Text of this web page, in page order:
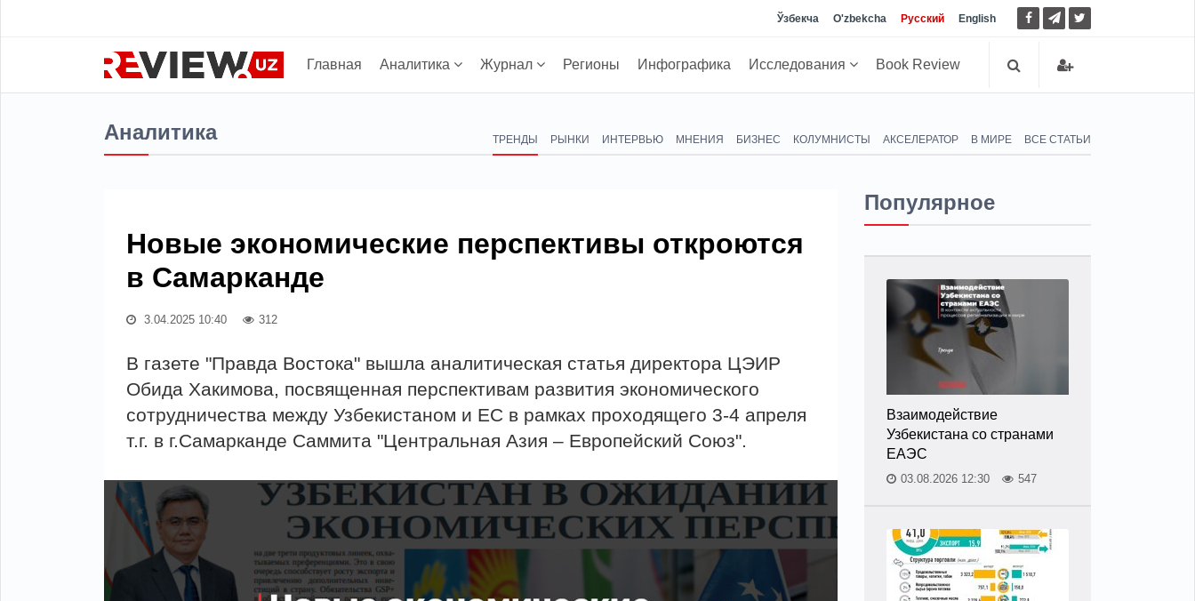
Ўзбекча O'zbekcha Русский English
Главная Аналитика Журнал Регионы Инфографика Исследования Book Review
Аналитика ТРЕНДЫ РЫНКИ ИНТЕРВЬЮ МНЕНИЯ БИЗНЕС КОЛУМНИСТЫ АКСЕЛЕРАТОР В МИРЕ ВСЕ СТАТЬИ
Новые экономические перспективы откроются
в Самарканде
3.04.2025 10:40 312
В газете "Правда Востока" вышла аналитическая статья директора ЦЭИР
Обида Хакимова, посвященная перспективам развития экономического
сотрудничества между Узбекистаном и ЕС в рамках проходящего 3-4 апреля
т.г. в г.Самарканде Саммита "Центральная Азия – Европейский Союз".
Популярное
Взаимодействие
Узбекистана со странами
ЕАЭС
03.08.2026 12:30 547